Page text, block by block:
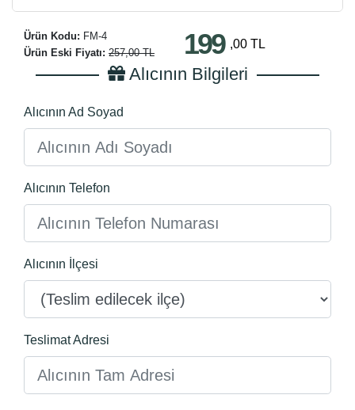
Ürün Kodu: FM-4
Ürün Eski Fiyatı: 257,00 TL 199 ,00 TL
Alıcının Bilgileri
Alıcının Ad Soyad
Alıcının Telefon
Alıcının İlçesi
Teslimat Adresi